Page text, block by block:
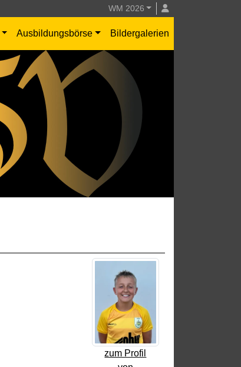
WM 2026
Ausbildungsbörse Bildergalerien
zum Profil